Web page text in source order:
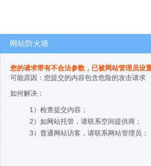
网站防火墙
您的请求带有不合法参数，已被网站管理员设
可能原因：您提交的内容包含危险的攻击请求
如何解决：
1）检查提交内容；
2）如网站托管，请联系空间提供商；
3）普通网站访客，请联系网站管理员；